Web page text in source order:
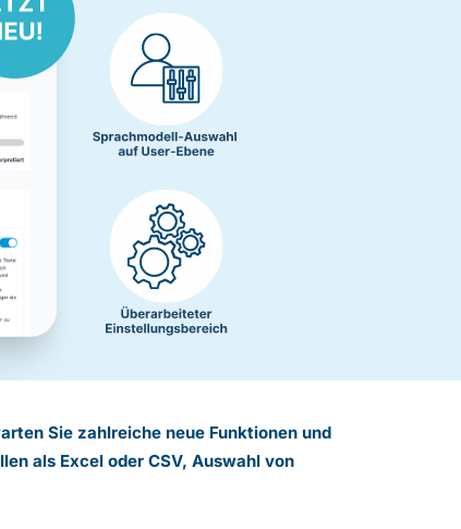
Sie zahlreiche neue Funktionen und
als Excel oder CSV, Auswahl von